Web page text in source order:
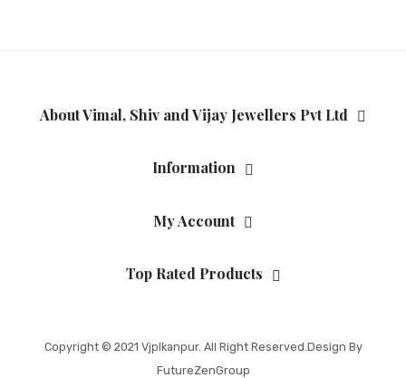
About Vimal, Shiv and Vijay Jewellers Pvt Ltd
Information
My Account
Top Rated Products
Copyright © 2021 Vjplkanpur. All Right Reserved.Design By
FutureZenGroup